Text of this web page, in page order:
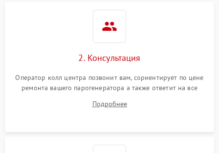
2. Консультация
Оператор колл центра позвонит вам, сориентирует по цене
ремонта вашего парогенератора а также ответит на все
Подробнее